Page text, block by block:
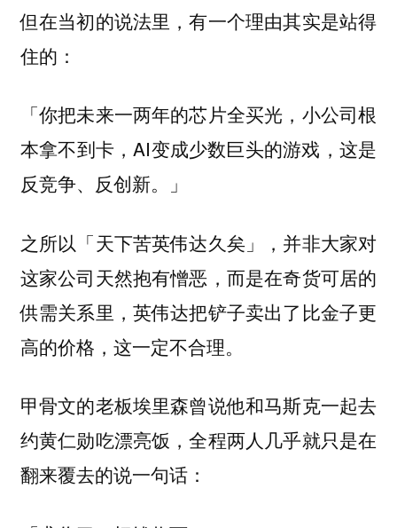
但在当初的说法里，有一个理由其实是站得
住的：
「你把未来一两年的芯片全买光，小公司根
本拿不到卡，AI变成少数巨头的游戏，这是
反竞争、反创新。」
之所以「天下苦英伟达久矣」，并非大家对
这家公司天然抱有憎恶，而是在奇货可居的
供需关系里，英伟达把铲子卖出了比金子更
高的价格，这一定不合理。
甲骨文的老板埃里森曾说他和马斯克一起去
约黄仁勋吃漂亮饭，全程两人几乎就只是在
翻来覆去的说一句话：